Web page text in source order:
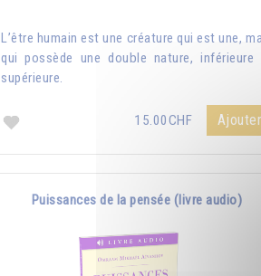
L’être humain est une créature qui est une,
qui possède une double nature, inférieure
supérieure.
15.00CHF Ajouter
Puissances de la pensée (livre audio)